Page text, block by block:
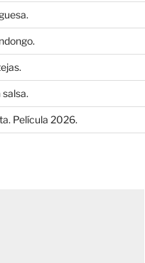
Película 2026.